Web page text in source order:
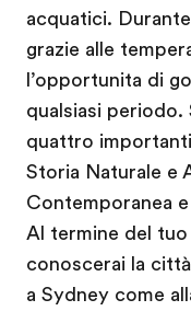
acquatici.
grazie alle
l’opportunita di
qualsiasi periodo.
quattro
Storia Naturale e
Contemporanea
Al termine del
conoscerai la
a Sydney come